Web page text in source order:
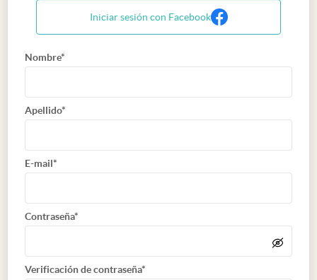
Iniciar sesión con Facebook
Nombre*
Apellido*
E-mail*
Contraseña*
Verificación de contraseña*